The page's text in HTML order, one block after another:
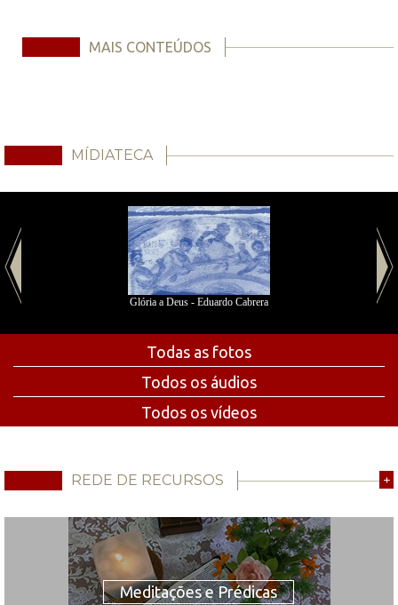
MAIS CONTEÚDOS
MÍDIATECA
Glória a Deus - Eduardo Cabrera
Todas as fotos
Todos os áudios
Todos os vídeos
REDE DE RECURSOS +
Meditações e Prédicas